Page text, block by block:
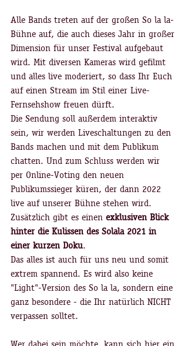
Alle Bands treten auf der großen So la la-
Bühne auf, die auch dieses Jahr in großer
Dimension für unser Festival aufgebaut
wird. Mit diversen Kameras wird gefilmt
und alles live moderiert, so dass Ihr Euch
auf einen Stream im Stil einer Live-
Fernsehshow freuen dürft.
Die Sendung soll außerdem interaktiv
sein, wir werden Liveschaltungen zu den
Bands machen und mit dem Publikum
chatten. Und zum Schluss werden wir
per Online-Voting den neuen
Publikumssieger küren, der dann 2022
live auf unserer Bühne stehen wird.
Zusätzlich gibt es einen exklusiven Blick
hinter die Kulissen des Solala 2021 in
einer kurzen Doku.
Das alles ist auch für uns neu und somit
extrem spannend. Es wird also keine
"Light"-Version des So la la, sondern eine
ganz besondere - die Ihr natürlich NICHT
verpassen solltet.